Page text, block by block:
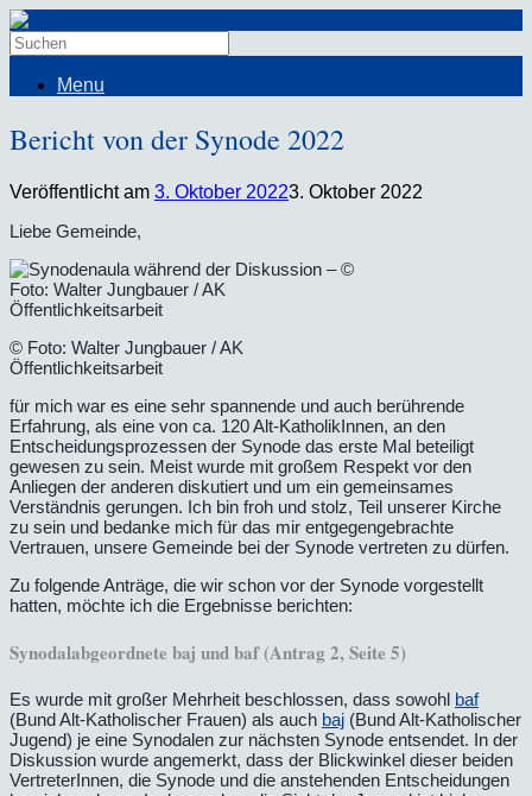
Menu
Bericht von der Synode 2022
Veröffentlicht am 3. Oktober 20223. Oktober 2022
Liebe Gemeinde,
© Foto: Walter Jungbauer / AK
Öffentlichkeitsarbeit
für mich war es eine sehr spannende und auch berührende
Erfahrung, als eine von ca. 120 Alt-KatholikInnen, an den
Entscheidungsprozessen der Synode das erste Mal beteiligt
gewesen zu sein. Meist wurde mit großem Respekt vor den
Anliegen der anderen diskutiert und um ein gemeinsames
Verständnis gerungen. Ich bin froh und stolz, Teil unserer Kirche
zu sein und bedanke mich für das mir entgegengebrachte
Vertrauen, unsere Gemeinde bei der Synode vertreten zu dürfen.
Zu folgende Anträge, die wir schon vor der Synode vorgestellt
hatten, möchte ich die Ergebnisse berichten:
Synodalabgeordnete baj und baf (Antrag 2, Seite 5)
Es wurde mit großer Mehrheit beschlossen, dass sowohl baf
(Bund Alt-Katholischer Frauen) als auch baj (Bund Alt-Katholischer
Jugend) je eine Synodalen zur nächsten Synode entsendet. In der
Diskussion wurde angemerkt, dass der Blickwinkel dieser beiden
VertreterInnen, die Synode und die anstehenden Entscheidungen